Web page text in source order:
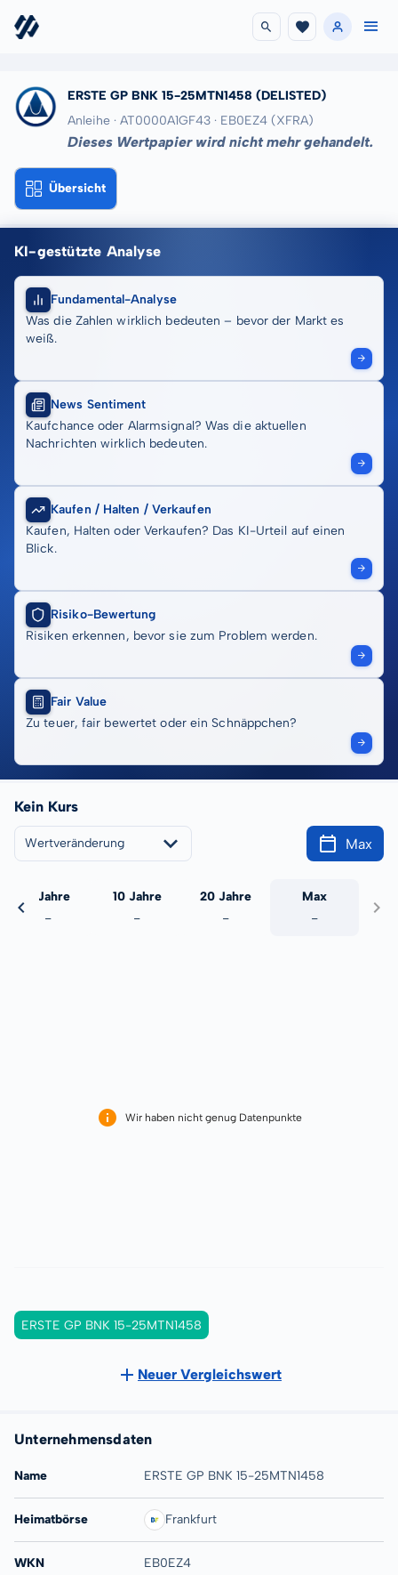
ERSTE GP BNK 15-25MTN1458 (DELISTED)
Anleihe · AT0000A1GF43 · EB0EZ4 (XFRA)
Dieses Wertpapier wird nicht mehr gehandelt.
Übersicht
KI-gestützte Analyse
Fundamental-Analyse
Was die Zahlen wirklich bedeuten – bevor der Markt es
weiß.
News Sentiment
Kaufchance oder Alarmsignal? Was die aktuellen
Nachrichten wirklich bedeuten.
Kaufen / Halten / Verkaufen
Kaufen, Halten oder Verkaufen? Das KI-Urteil auf einen
Blick.
Risiko-Bewertung
Risiken erkennen, bevor sie zum Problem werden.
Fair Value
Zu teuer, fair bewertet oder ein Schnäppchen?
Kein Kurs
Wertveränderung Max
5 Jahre
-
10 Jahre
-
20 Jahre
-
Max
-
Wir haben nicht genug Datenpunkte
ERSTE GP BNK 15-25MTN1458
Neuer Vergleichswert
Unternehmensdaten
Name ERSTE GP BNK 15-25MTN1458
Heimatbörse Frankfurt
WKN EB0EZ4